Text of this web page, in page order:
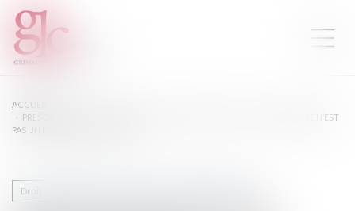
ACCUEIL
PRESCRIPTION D’UNE CRÉANCE ENTRE CONCUBINS : LE CONCUBINAGE N’EST
PAS UN EMPÊCHEMENT D’AGIR
Droit de la famille, des personnes et de leur patrimoine